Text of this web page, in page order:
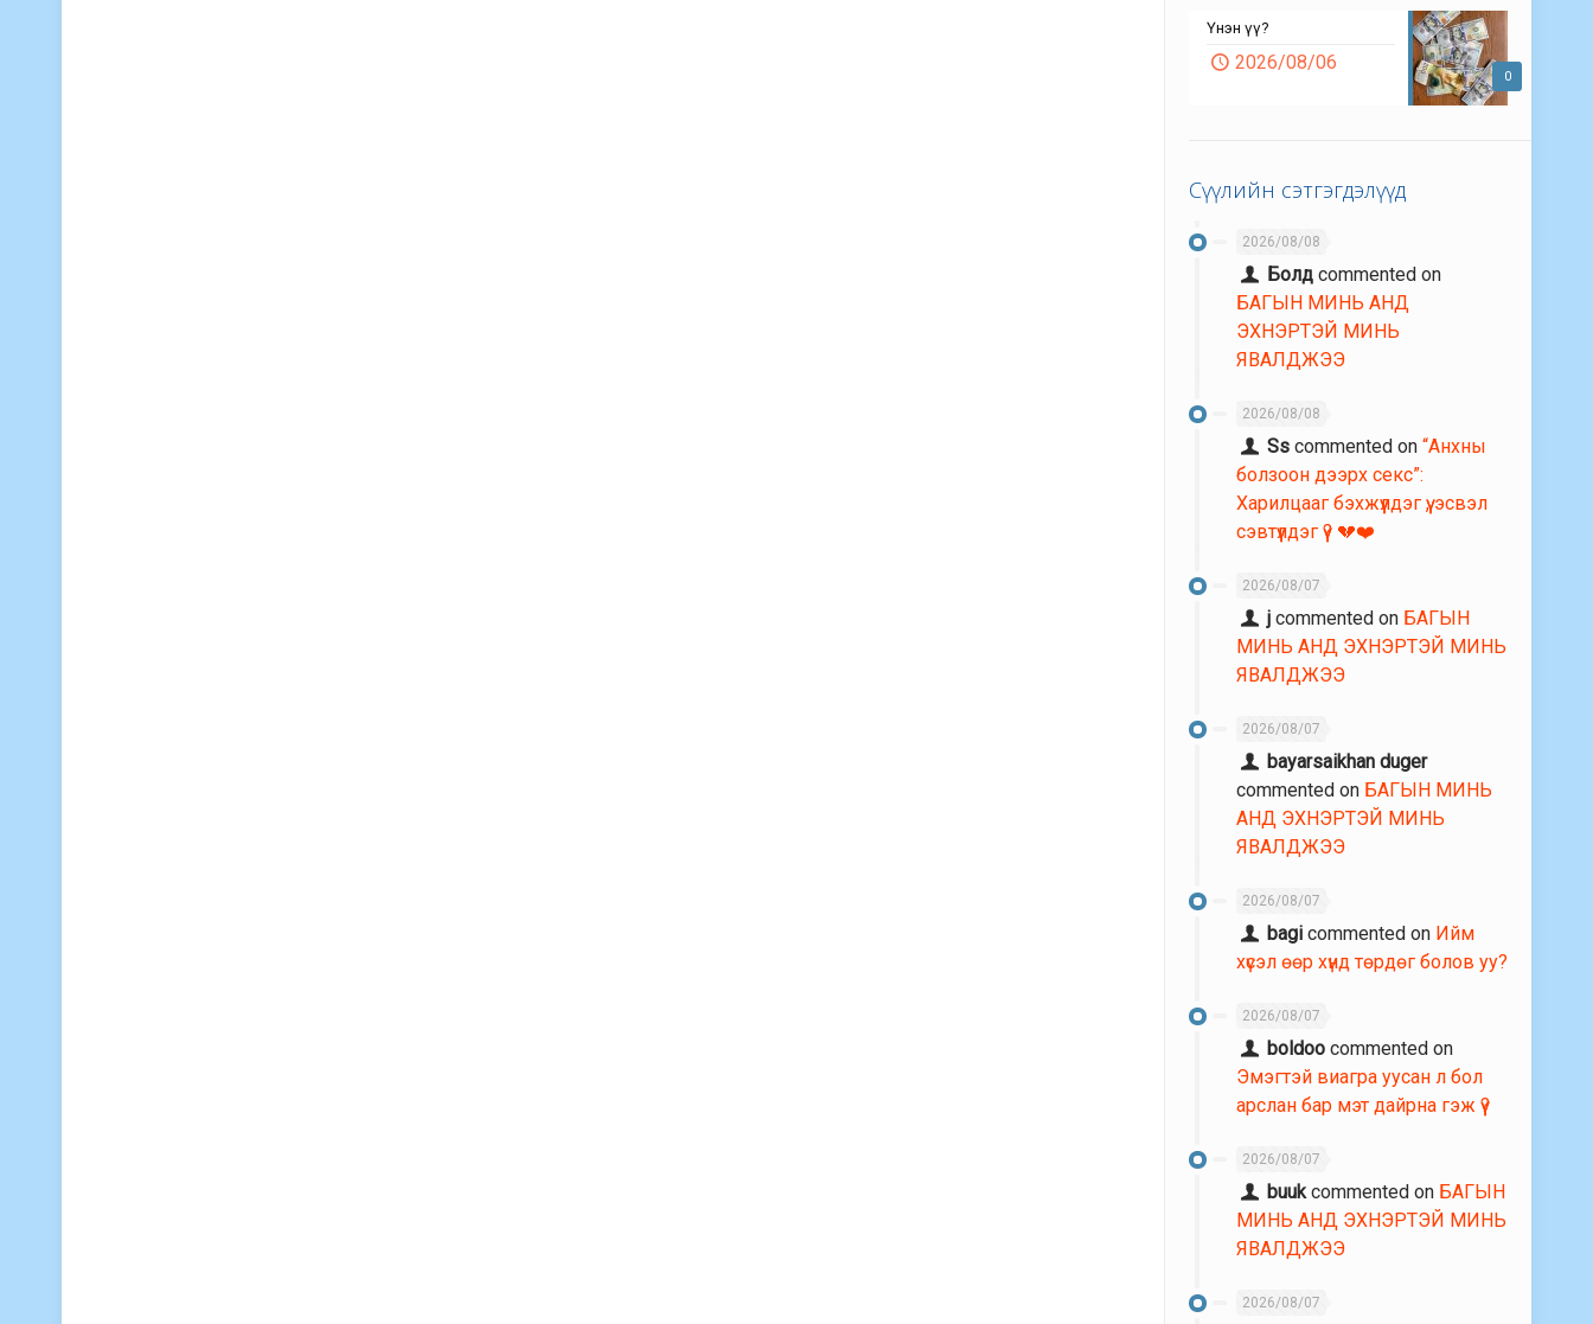
0
Үнэн үү?
2026/08/06
Сүүлийн сэтгэгдэлүүд
2026/08/08
Болд commented on
БАГЫН МИНЬ АНД
ЭХНЭРТЭЙ МИНЬ
ЯВАЛДЖЭЭ
2026/08/08
Ss commented on“Анхны
болзоон дээрх секс”:
Харилцааг бэхжүүлдэг үү, эсвэл
сэвтүүлдэг үү? 💔❤️
2026/08/07
j commented on БАГЫН
МИНЬ АНД ЭХНЭРТЭЙ МИНЬ
ЯВАЛДЖЭЭ
2026/08/07
bayarsaikhan duger
commented on БАГЫН МИНЬ
АНД ЭХНЭРТЭЙ МИНЬ
ЯВАЛДЖЭЭ
2026/08/07
bagi commented on Ийм
хүсэл өөр хүнд төрдөг болов уу?
2026/08/07
boldoo commented on
Эмэгтэй виагра уусан л бол
арслан бар мэт дайрна гэж үү?
2026/08/07
buukcommented on БАГЫН
МИНЬ АНД ЭХНЭРТЭЙ МИНЬ
ЯВАЛДЖЭЭ
2026/08/07